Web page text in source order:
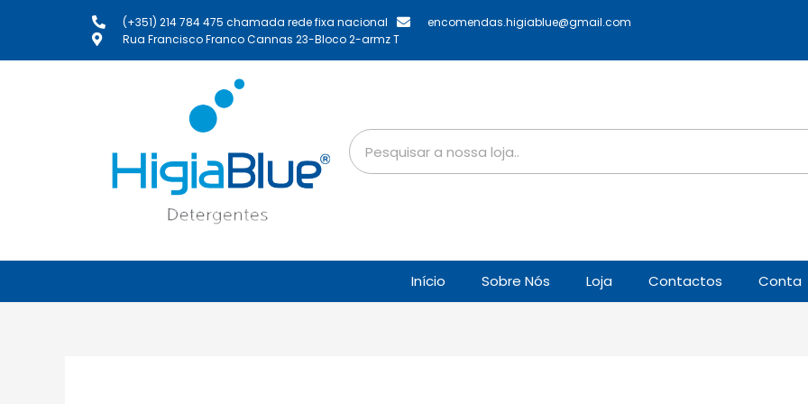
(+351) 214 784 475 chamada rede fixa nacional
encomendas.higiablue@gmail.com
Rua Francisco Franco Cannas 23-Bloco 2-armz T
Início Sobre Nós Loja Contactos Conta